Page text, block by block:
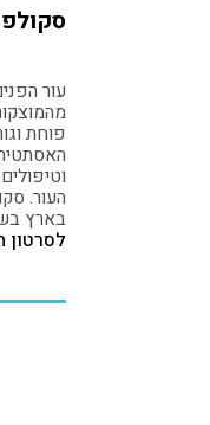
עור
פוחת
העור.
בארץ
לסרטון